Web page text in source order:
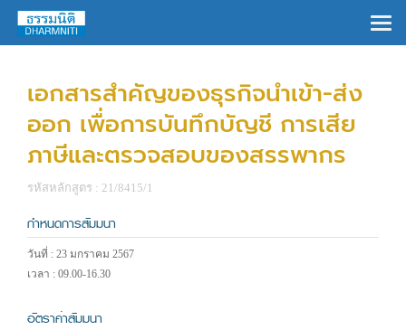
เอกสารสำคัญของธุรกิจนำเข้า-ส่ง
ออก เพื่อการบันทึกบัญชี การเสีย
ภาษีและตรวจสอบของสรรพากร
รหัสหลักสูตร : 21/8415/1
กำหนดการสัมมนา
วันที่ : 23 มกราคม 2567
เวลา : 09.00-16.30
อัตราค่าสัมมนา
×